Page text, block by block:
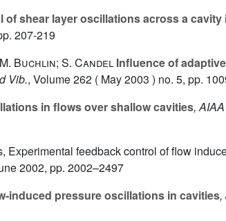
of shear layer oscillations across a
207-219
Buchlin; S. Candel Influence of
Vib., Volume 262 ( May 2003 ) no. 5, pp.
in flows over shallow cavities,
Experimental feedback control of flow
2002, pp. 2002–2497
induced pressure oscillations in cavities,